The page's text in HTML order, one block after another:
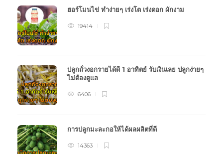
ฮอร์โมนไข่ ทำง่ายๆ เร่งโต เร่งดอก ผักงาม
19414
ปลูกถั่วงอกรายได้ดี 1 อาทิตย์ รับเงินเลย ปลูกง่ายๆ
ไม่ต้องดูแล
6406
การปลูกมะละกอให้ได้ผลผลิตที่ดี
14363